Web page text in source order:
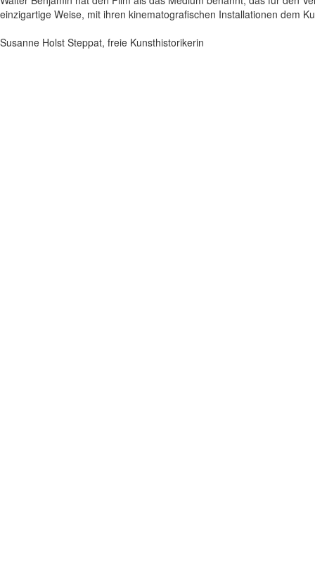
einzigartige Weise, mit ihren kinematografischen Installationen dem
Susanne Holst Steppat, freie Kunsthistorikerin